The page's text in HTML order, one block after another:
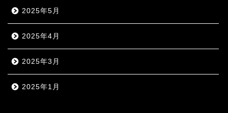
2025年5月
2025年4月
2025年3月
2025年1月